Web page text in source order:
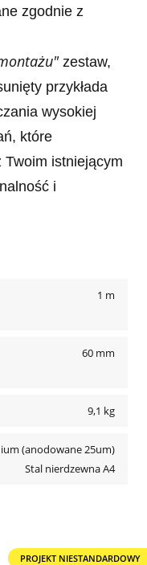
zgodnie z
zestaw,
przykłada
wysokiej
które
istniejącym
i
1 m
60 mm
9,1 kg
(anodowane 25um)
Stal nierdzewna A4
PROJEKT NIESTANDARDOWY